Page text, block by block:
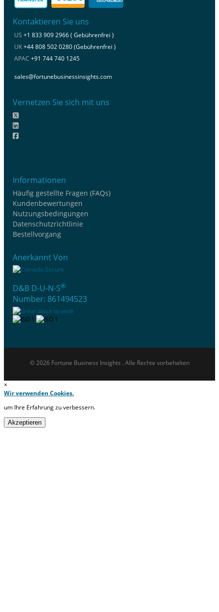
Kontaktieren Sie uns
US +1 833 909 2966 ( Gebührenfrei )
UK+44 808 502 0280 (Gebührenfrei )
APAC +91 744 740 1245
sales@fortunebusinessinsights.com
Vernetzen Sie sich mit uns
Informationen
Häufig gestellte Fragen (FAQs)
Kundenbewertungen
Nutzungsbedingungen
Datenschutzrichtlinie
Bestellvorgang
Anerkannt Von
D&B D-U-N-S®
Number: 861494523
© 2026 Fortune Business Insights . Alle Rechte vorbehalten
×
Wir verwenden Cookies.
um Ihre Erfahrung zu verbessern.
Akzeptieren